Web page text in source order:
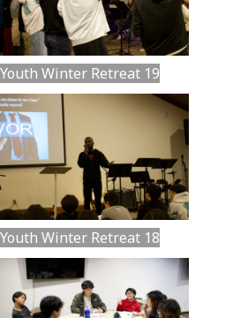
Youth Winter Retreat 19
Youth Winter Retreat 18